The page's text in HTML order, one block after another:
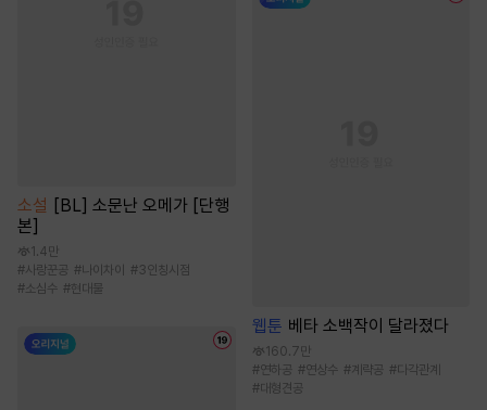
소설
[BL] 소문난 오메가 [단행
본]
1.4만
#사랑꾼공 #나이차이 #3인칭시점
#소심수 #현대물
웹툰 베타 소백작이 달라졌다
160.7만
#연하공 #연상수 #계략공 #다각관계
#대형견공